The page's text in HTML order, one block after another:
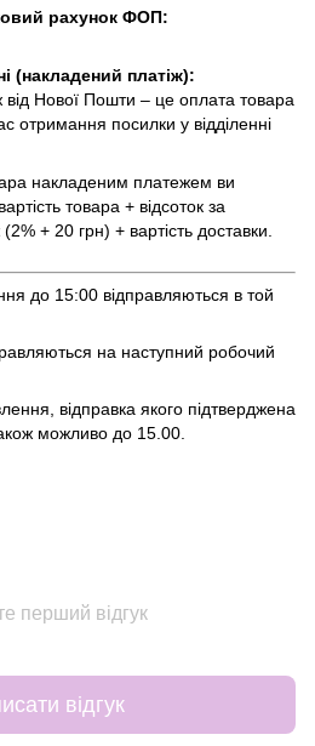
рахунок ФОП:
(накладений платіж):
від Нової Пошти – це оплата товара
отримання посилки у відділенні
накладеним платежем ви
товара + відсоток за
+ 20 грн) + вартість доставки.
до 15:00 відправляються в той
на наступний робочий
відправка якого підтверджена
можливо до 15.00.
перший відгук
відгук